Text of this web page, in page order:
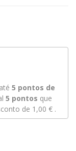
5 pontos de
5 pontos que
de 1,00 €.